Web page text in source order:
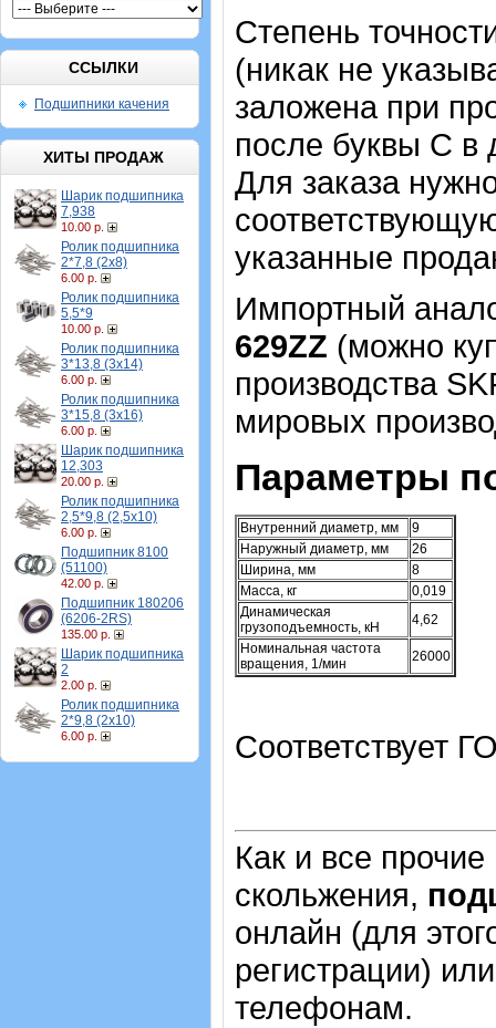
ССЫЛКИ
Подшипники качения
ХИТЫ ПРОДАЖ
Шарик подшипника
7,938
10.00 р.
Ролик подшипника
2*7,8 (2х8)
6.00 р.
Ролик подшипника
5,5*9
10.00 р.
Ролик подшипника
3*13,8 (3х14)
6.00 р.
Ролик подшипника
3*15,8 (3х16)
6.00 р.
Шарик подшипника
12,303
20.00 р.
Ролик подшипника
2,5*9,8 (2,5х10)
6.00 р.
Подшипник 8100
(51100)
42.00 р.
Подшипник 180206
(6206-2RS)
135.00 р.
Шарик подшипника
2
2.00 р.
Ролик подшипника
2*9,8 (2х10)
6.00 р.
Степень
(никак не
заложена при
после буквы С в
Для заказа
указанные
Импортный
629ZZ (можно
производства
мировых
Параметры
Внутренний диаметр, мм
9
Наружный диаметр, мм
26
Ширина, мм
8
Масса, кг
0,019
Динамическая
грузоподъемность, кН
4,62
Номинальная частота
вращения, 1/мин
26000
Соответствует
Как и все
скольжения,
онлайн (для
регистрации)
телефонам.